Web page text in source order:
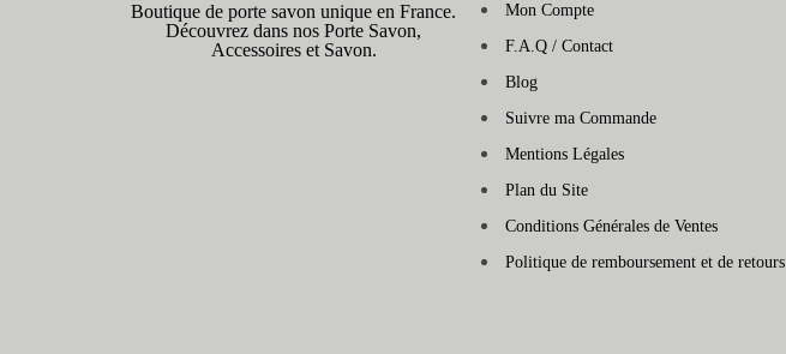
Boutique de porte savon unique en France.
Découvrez dans nos Porte Savon,
Accessoires et Savon.
Mon Compte
F.A.Q / Contact
Blog
Suivre ma Commande
Mentions Légales
Plan du Site
Conditions Générales de Ventes
Politique de remboursement et de retours